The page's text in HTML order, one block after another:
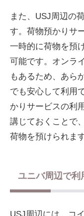
また、USJ周辺の
す。荷物預かりサ
一時的に荷物を預
可能です。オンラ
もあるため、あら
でも安心して利用
かりサービスの利
講じておくことで
荷物を預けられます
ユニバ周辺で利